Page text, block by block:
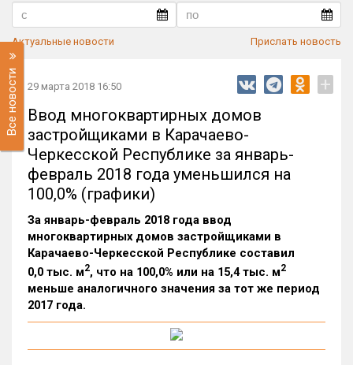
Актуальные новости Прислать новость
Все новости 29 марта 2018 16:50 +
Ввод многоквартирных домов
застройщиками в Карачаево-
Черкесской Республике за январь-
февраль 2018 года уменьшился на
100,0% (графики)
За январь-февраль 2018 года ввод
многоквартирных домов застройщиками в
Карачаево-Черкесской Республике составил
0,0 тыс. м2, что на 100,0% или на 15,4 тыс. м2
меньше аналогичного значения за тот же период
2017 года.